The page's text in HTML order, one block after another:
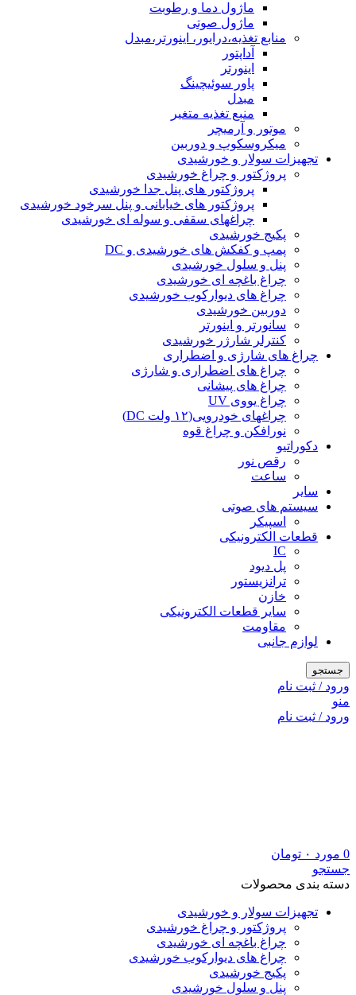
ماژول دما و رطوبت
ماژول صوتی
منابع تغذیه،درایور، اینورتر،مبدل
آداپتور
اینورتر
پاور سوئیچینگ
مبدل
منبع تغذیه متغیر
موتور و آرمیچر
میکروسکوپ و دوربین
تجهیزات سولار و خورشیدی
پروژکتور و چراغ خورشیدی
پروژکتور های پنل جدا خورشیدی
پروژکتور های خیابانی و پنل سرخود خورشیدی
چراغهای سقفی و سوله ای خورشیدی
پکیج خورشیدی
پمپ و کفکش های خورشیدی و DC
پنل و سلول خورشیدی
چراغ باغچه ای خورشیدی
چراغ های دیوارکوب خورشیدی
دوربین خورشیدی
سانورتر و اینورتر
کنترلر شارژر خورشیدی
چراغ های شارژی و اضطراری
چراغ های اضطراری و شارژی
چراغ های پیشانی
چراغ یووی UV
چراغهای خودرویی(۱۲ ولت DC)
نورافکن و چراغ قوه
دکوراتیو
رقص نور
ساعت
سایر
سیستم های صوتی
اسپیکر
قطعات الکترونیکی
IC
پل دیود
ترانزیستور
خازن
سایر قطعات الکترونیکی
مقاومت
لوازم جانبی
جستجو
ورود / ثبت نام
منو
ورود / ثبت نام
0 مورد ۰ تومان
جستجو
دسته بندی محصولات
تجهیزات سولار و خورشیدی
پروژکتور و چراغ خورشیدی
چراغ باغچه ای خورشیدی
چراغ های دیوارکوب خورشیدی
پکیج خورشیدی
پنل و سلول خورشیدی